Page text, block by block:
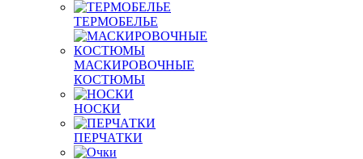
ТЕРМОБЕЛЬЕ
МАСКИРОВОЧНЫЕ
КОСТЮМЫ
НОСКИ
ПЕРЧАТКИ